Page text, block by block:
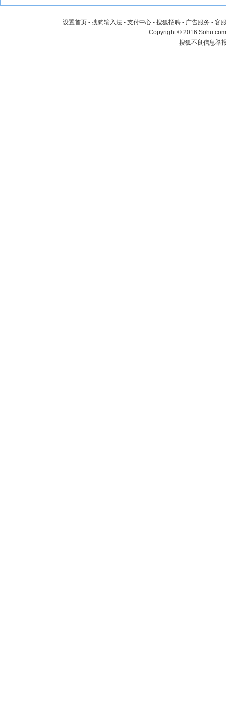
设置首页 - 搜狗输入法 - 支付中心 - 搜狐招聘 - 广告服务 - 客
Copyright©2016
搜狐不良信息举